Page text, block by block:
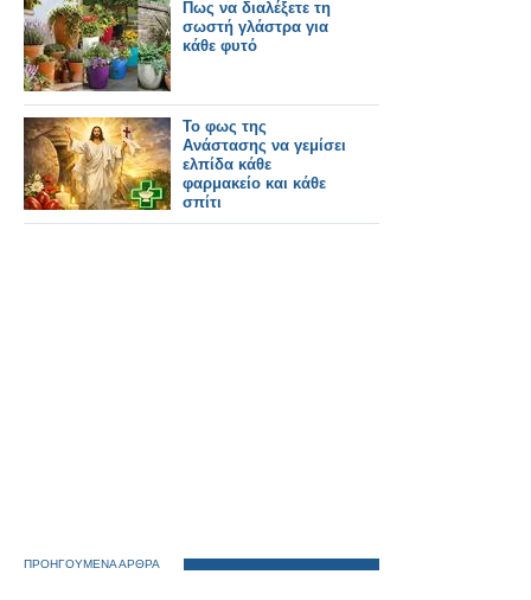
Πως να διαλέξετε τη
σωστή γλάστρα για
κάθε φυτό
Το φως της
Ανάστασης να γεμίσει
ελπίδα κάθε
φαρμακείο και κάθε
σπίτι
ΠΡΟΗΓΟΥΜΕΝΑ ΑΡΘΡΑ